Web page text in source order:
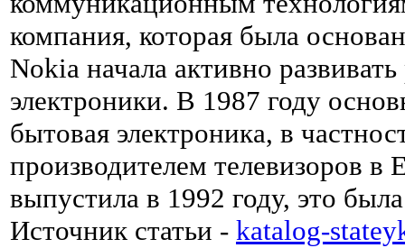
компания, которая была
Nokia начала активно
электроники. В 1987 году
бытовая электроника, в
производителем телевизоров
выпустила в 1992 году, это
Источник статьи - katalog-